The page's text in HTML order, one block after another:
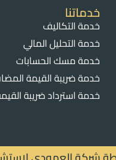
خدماتنا
خدمة التكاليف
خدمة التحليل المالي
خدمة مسك الحسابات
خدمة ضريبة القيمة
خدمة استرداد ضريبة